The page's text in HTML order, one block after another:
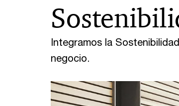
Integramos la
negocio.